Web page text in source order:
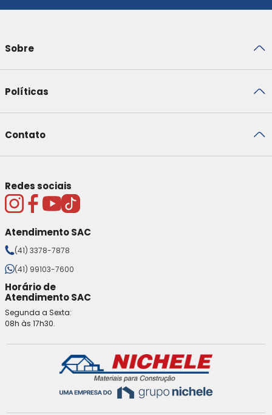
Sobre
Políticas
Contato
Redes sociais
Atendimento SAC
(41) 3378-7878
(41) 99103-7600
Horário de
Atendimento SAC
Segunda a Sexta:
08h às 17h30.